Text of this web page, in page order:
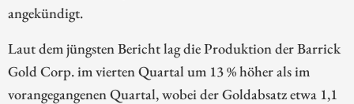
angekündigt.
Laut dem jüngsten Bericht lag die Produktion der Barrick
Gold Corp. im vierten Quartal um 13 % höher als im
vorangegangenen Quartal, wobei der Goldabsatz etwa 1,1